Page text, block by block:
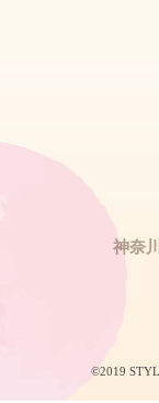
神奈
©2019